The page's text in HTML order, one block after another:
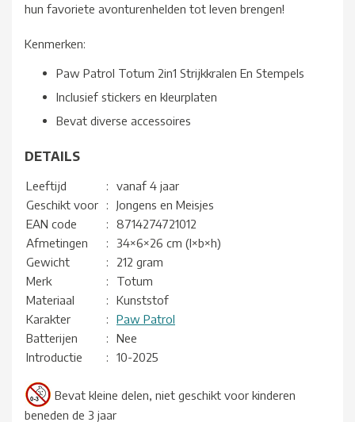
hun favoriete avonturenhelden tot leven brengen!
Kenmerken:
Paw Patrol Totum 2in1 Strijkkralen En Stempels
Inclusief stickers en kleurplaten
Bevat diverse accessoires
DETAILS
Leeftijd :
vanaf 4 jaar
Geschikt voor
:
Jongens en Meisjes
EAN code
:
8714274721012
Afmetingen
:
34×6×26 cm (l×b×h)
Gewicht
:
212 gram
Merk
:
Totum
Materiaal
:
Kunststof
Karakter
:
Paw Patrol
Batterijen
:
Nee
Introductie
: 10-2025
Bevat kleine delen, niet geschikt voor kinderen
beneden de 3 jaar